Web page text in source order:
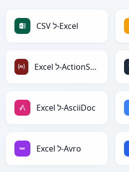
CSV ל-Excel
Excel ל-ActionScript
Excel ל-AsciiDoc
Excel ל-Avro